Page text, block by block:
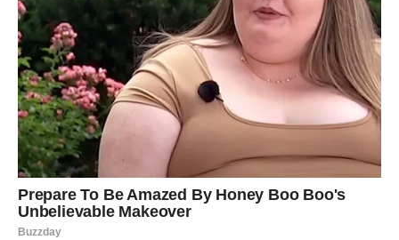
Slobodne Škorpije mogu ući u vrlo intenzivnu
komunikaciju sa osobom koja ih potpuno fascinira.
Ipak, budite oprezni sa ljubomorom i posesivnošću. Ne
dozvolite da strah pokvari nešto lepo.
Strelac
Strelčevi danas pokušavaju da pobegnu od emocija, ali im